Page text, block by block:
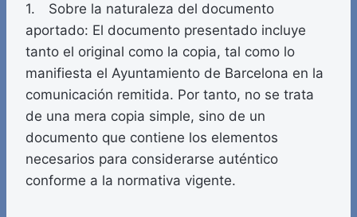
1. Sobre la naturaleza del documento
aportado: El documento presentado incluye
tanto el original como la copia, tal como lo
manifiesta el Ayuntamiento de Barcelona en la
comunicación remitida. Por tanto, no se trata
de una mera copia simple, sino de un
documento que contiene los elementos
necesarios para considerarse auténtico
conforme a la normativa vigente.